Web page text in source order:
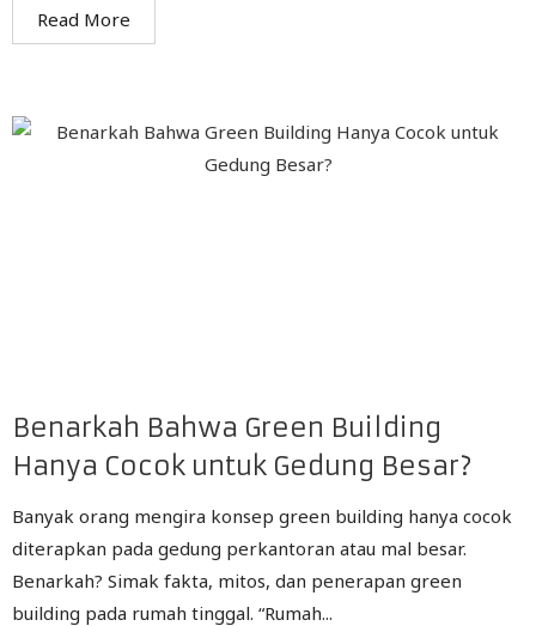
Read More
Benarkah Bahwa Green Building
Hanya Cocok untuk Gedung Besar?
Banyak orang mengira konsep green building hanya cocok
diterapkan pada gedung perkantoran atau mal besar.
Benarkah? Simak fakta, mitos, dan penerapan green
building pada rumah tinggal. “Rumah...